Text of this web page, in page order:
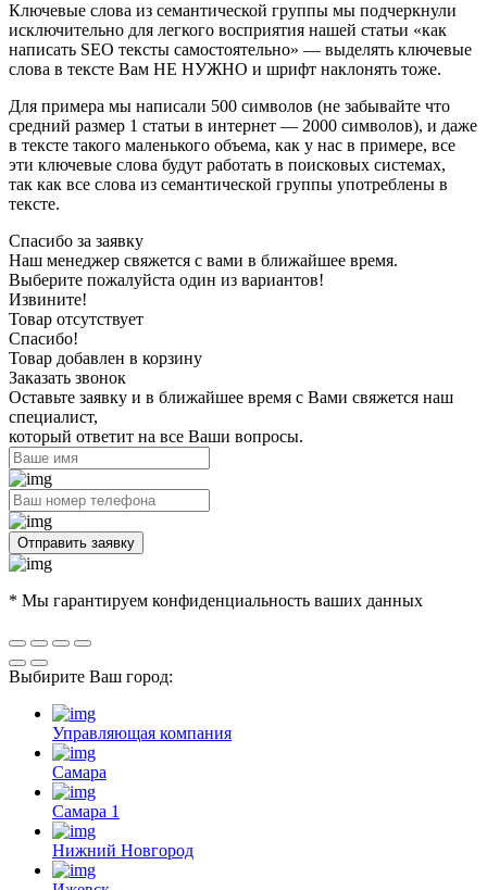
Ключевые слова из семантической группы мы подчеркнули
исключительно для легкого восприятия нашей статьи «как
написать SEO тексты самостоятельно» — выделять ключевые
слова в тексте Вам НЕ НУЖНО и шрифт наклонять тоже.
Для примера мы написали 500 символов (не забывайте что
средний размер 1 статьи в интернет — 2000 символов), и даже
в тексте такого маленького объема, как у нас в примере, все
эти ключевые слова будут работать в поисковых системах,
так как все слова из семантической группы употреблены в
тексте.
Спасибо за заявку
Наш менеджер свяжется с вами в ближайшее время.
Выберите пожалуйста один из вариантов!
Извините!
Товар отсутствует
Спасибо!
Товар добавлен в корзину
Заказать звонок
Оставьте заявку и в ближайшее время с Вами свяжется наш
специалист,
который ответит на все Ваши вопросы.
Отправить заявку
* Мы гарантируем конфиденциальность ваших данных
Выбирите Ваш город:
Управляющая компания
Самара
Самара 1
Нижний Новгород